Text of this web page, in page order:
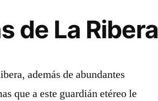
de La Ribera
además de abundantes
que a este guardián etéreo le